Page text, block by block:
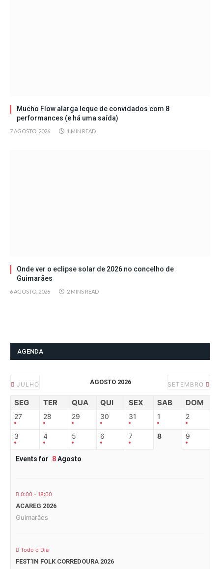
Mucho Flow alarga leque de convidados com 8
performances (e há uma saída)
7 AGOSTO, 2026 1 MIN READ
Onde ver o eclipse solar de 2026 no concelho de
Guimarães
6 AGOSTO, 2026 2 MINS READ
AGENDA
JULHO AGOSTO 2026 SETEMBRO
SEG TER QUA QUI SEX SAB DOM
27 28 29 30 31 1 2
3 4 5 6 7 8 9
Events for 8Agosto
0:00 - 18:00
ACAREG 2026
Guimarães
Todo o Dia
FEST’IN FOLK CORREDOURA 2026